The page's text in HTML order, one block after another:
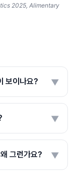
2025, Alimentary
보이나요? ▼
▼
그런가요? ▼